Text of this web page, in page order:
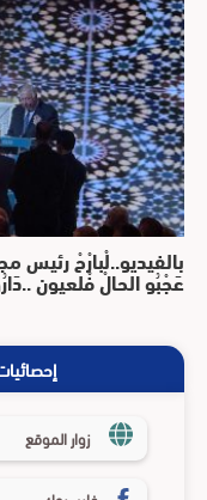
بالفيديو..لْبارْحْ
عَجْبُو الحالْ فْلعيون
زوار الموقع